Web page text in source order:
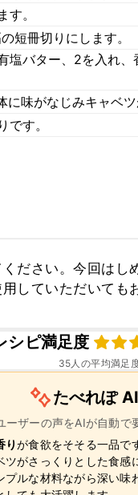
。
短冊切りにします。
塩バター、2を入れ
味がなじみキャベ
す。
ださい。今回はし
していただいても
シピ満足度
35人の平均満足
たべれぽ
ーザーの声をAIが自動で
りが食欲をそそる一品で
がさっくりとした食感
ルな材料ながら深い